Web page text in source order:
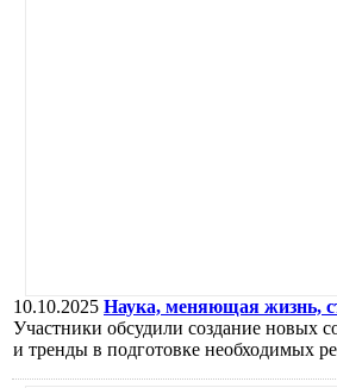
10.10.2025 Наука, меняющая жизнь,
Участники обсудили создание новых
и тренды в подготовке необходимых